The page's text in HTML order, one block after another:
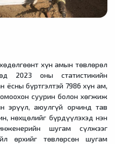
хүн амын төвлөрөл
2023 оны статистикийн
ёсны бүртгэлтэй 7986 хүн ам,
суурин болон хөгжиж
эрүүл, аюулгүй орчинд тав
нөхцөлийг бүрдүүлэхэд нэн
шугам сүлжээг
өрхийг төвлөрсөн шугам